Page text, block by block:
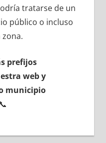
tratarse dе un
público ο incluso
prefijos
web у
municipio